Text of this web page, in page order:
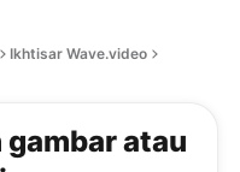
Ikhtisar Wave.video
gambar atau